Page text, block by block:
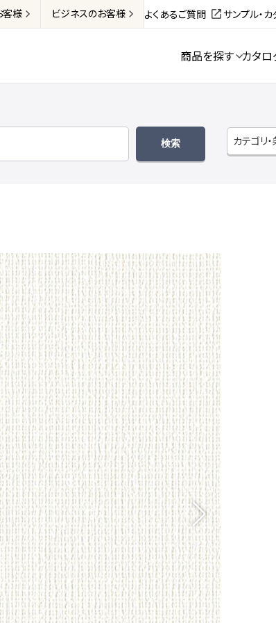
客様 ビジネスのお客様 よくあるご質問 サンプル・
商品を探す カタロ
カテゴリ